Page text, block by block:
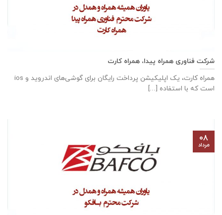
شرکت فناوری همراه پیدا، همراه کارت
همراه کارت، یک اپلیکیشن پرداخت رایگان برای گوشی‌های اندروید و ios
است که با استفاده [...]
۰۸
مرداد